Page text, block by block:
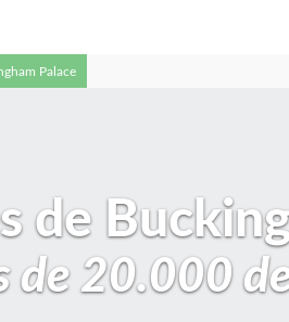
Palace
de
de 20.000